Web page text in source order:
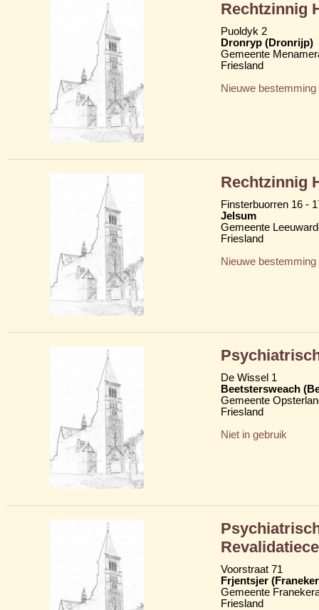
Rechtzinnig
Puoldyk 2
Dronryp (Dronrijp)
Gemeente
Friesland
Nieuwe bestemming
Rechtzinnig
Finsterbuorren 16 -
Jelsum
Gemeente
Friesland
Nieuwe bestemming
De Wissel 1
Beetstersweach
Gemeente
Friesland
Niet in gebruik
Voorstraat 71
Frjentsjer
Gemeente
Friesland